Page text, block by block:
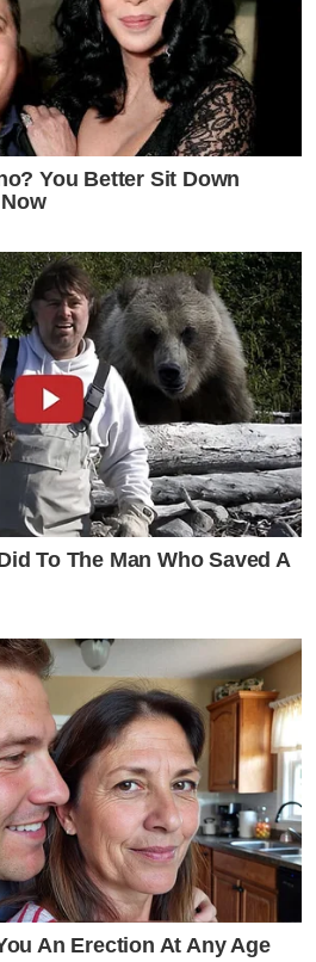
You Better Sit Down
To The Man Who Saved A
An Erection At Any Age